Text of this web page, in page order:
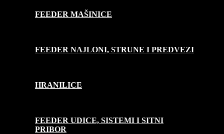
FEEDER MAŠINICE
FEEDER NAJLONI, STRUNE I PREDVEZI
HRANILICE
FEEDER UDICE, SISTEMI I SITNI
PRIBOR